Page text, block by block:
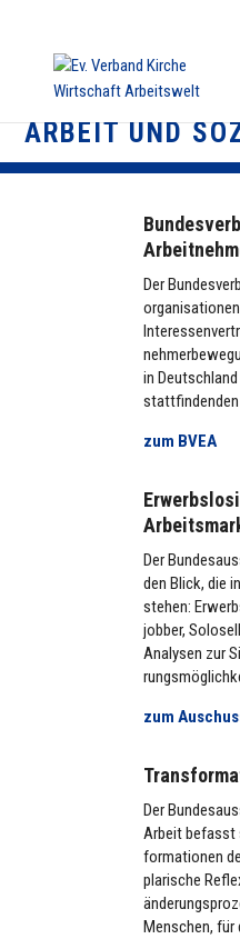
ARBEIT UND
Der
in
zum BVEA
Der
den Blick, die
stehen:
job­ber,
Analysen zur
zum
Der
Arbeit befasst
for­ma­tio­nen
pla­ri­sche
Menschen, für